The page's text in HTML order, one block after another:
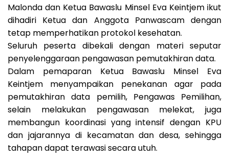
Malonda dan Ketua Bawaslu Minsel Eva Keintjem ikut
dihadiri Ketua dan Anggota Panwascam dengan
tetap memperhatikan protokol kesehatan.
Seluruh peserta dibekali dengan materi seputar
penyelenggaraan pengawasan pemutakhiran data.
Dalam pemaparan Ketua Bawaslu Minsel Eva
Keintjem menyampaikan penekanan agar pada
pemutakhiran data pemilih, Pengawas Pemilihan,
selain melakukan pengawasan melekat, juga
membangun koordinasi yang intensif dengan KPU
dan jajarannya di kecamatan dan desa, sehingga
tahapan dapat terawasi secara utuh.